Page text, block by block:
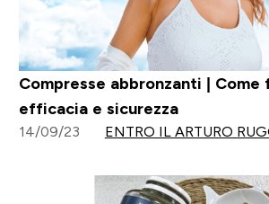
Compresse abbronzanti | Come
efficacia e sicurezza
14/09/23 ENTRO IL ARTURO